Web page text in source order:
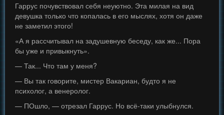
Гаррус почувствовал себя неуютно. Эта милая на вид
девушка только что копалась в его мыслях, хотя он даже
не заметил этого!
«А я рассчитывал на задушевную беседу, как же... Пора
бы уже и привыкнуть».
— Так... Что там у меня?
— Вы так говорите, мистер Вакариан, будто я не
психолог, а венеролог.
— ПОшло, — отрезал Гаррус. Но всё-таки улыбнулся.